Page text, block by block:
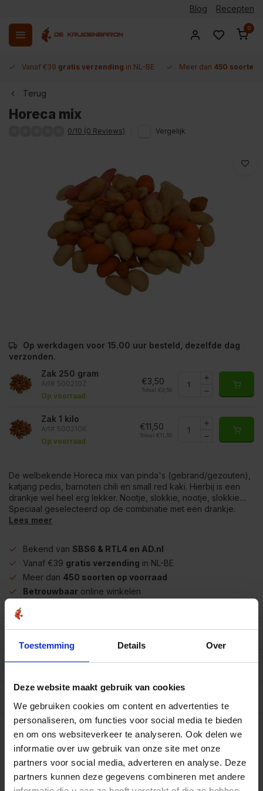
Toestemming Details Over
Deze website maakt gebruik van cookies
We gebruiken cookies om content en advertenties te
personaliseren, om functies voor social media te bieden
en om ons websiteverkeer te analyseren. Ook delen we
informatie over uw gebruik van onze site met onze
partners voor social media, adverteren en analyse. Deze
partners kunnen deze gegevens combineren met andere
Blog Recepten
0
Vanaf €39 gratis verzending in NL-BE Meer dan 450 soorten
Terug
Horeca mix
0/10 (0 Reviews) Vergelijk
Op werkdagen voor 15.00 uur besteld, dezelfde dag
verzonden.
Zak 250 gram
Art# 500210Z
Op voorraad
€3,50
Totaal: €3,50
Zak 1 kilo
Art# 500210K
Op voorraad
€11,50
Totaal: €11,50
De welbekende Horeca mix van pinda's (gebrand/gezouten),
katjang pedis, barnoten chili en small red kaki. Hierbij is een
drankje wel heel erg lekker. Nootje, slokkie, nootje, slokkie....
Speciaal geselecteerd op de combinatie met een drankje.
Lees meer
Bekend van SBS6 & RTL4 en AD.nl
Vanaf €39 gratis verzending in NL-BE
Meer dan 450 soorten op voorraad
Betrouwbaar online winkelen
Beschrijving
Reviews 0/10
Op werkdagen voor 15.00 uur besteld, dezelfde dag
Zak 250 gram
€3,50
Totaal:€3,50